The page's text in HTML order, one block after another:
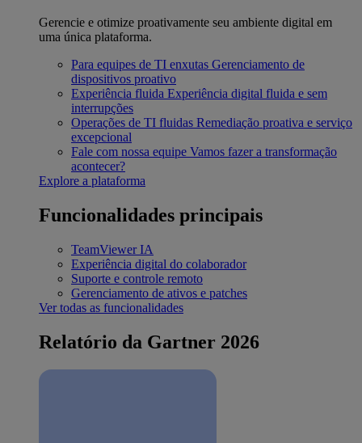
Gerencie e otimize proativamente seu ambiente digital em
uma única plataforma.
Para equipes de TI enxutas Gerenciamento de
dispositivos proativo
Experiência fluida Experiência digital fluida e sem
interrupções
Operações de TI fluidas Remediação proativa e serviço
excepcional
Fale com nossa equipe Vamos fazer a transformação
acontecer?
Explore a plataforma
Funcionalidades principais
TeamViewer IA
Experiência digital do colaborador
Suporte e controle remoto
Gerenciamento de ativos e patches
Ver todas as funcionalidades
Relatório da Gartner 2026